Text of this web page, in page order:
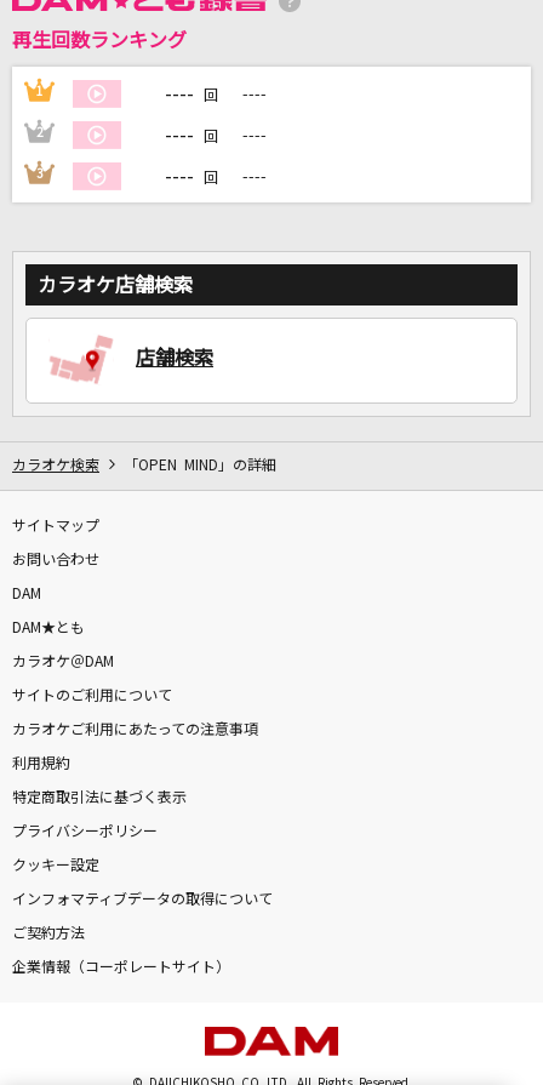
DAMに会員登録・ログインして
カラオケをもっと楽しもう！
再生回数ランキング
1 ---- 回 ----
2 ---- 回 ----
3 ---- 回 ----
カラオケ店舗検索
店舗検索
カラオケ検索 「OPEN MIND」の詳細
サイトマップ
お問い合わせ
DAM
DAM★とも
カラオケ＠DAM
サイトのご利用について
カラオケご利用にあたっての注意事項
利用規約
特定商取引法に基づく表示
プライバシーポリシー
クッキー設定
インフォマティブデータの取得について
ご契約方法
企業情報（コーポレートサイト）
© DAIICHIKOSHO CO.,LTD. All Rights Reserved.